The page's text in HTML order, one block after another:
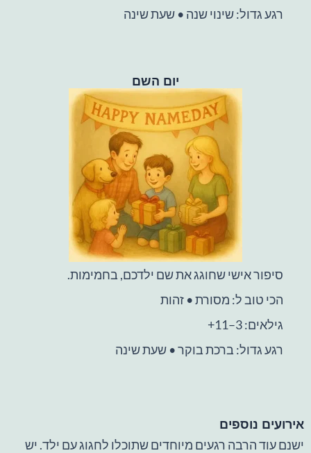
רגע גדול: שינוי שנה • שעת שינה
יום השם
סיפור אישי שחוגג את שם ילדכם, בחמימות.
הכי טוב ל: מסורת • זהות
גילאים: 3–11+
רגע גדול: ברכת בוקר • שעת שינה
אירועים נוספים
ישנם עוד הרבה רגעים מיוחדים שתוכלו לחגוג עם ילד. יש